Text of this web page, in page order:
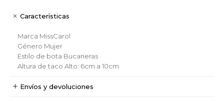
Características
Marca MissCarol
Género Mujer
Estilo de bota Bucaneras
Altura de taco Alto: 6cm a 10cm
Envíos y devoluciones